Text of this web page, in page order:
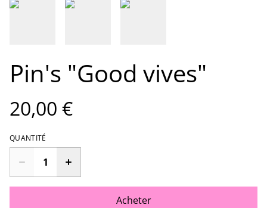
Pin's "Good vives"
20,00 €
QUANTITÉ
Acheter